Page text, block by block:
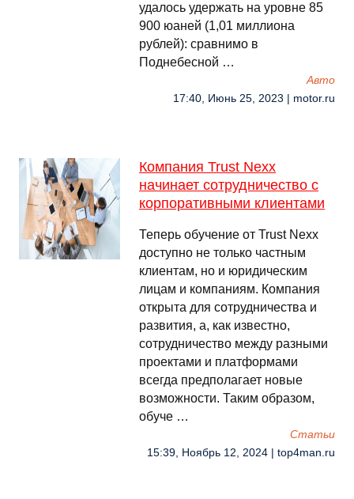
удалось удержать на уровне 85
900 юаней (1,01 миллиона
рублей): сравнимо в
Поднебесной …
Авто
17:40, Июнь 25, 2023 | motor.ru
Компания Trust Nexx
начинает сотрудничество с
корпоративными клиентами
Теперь обучение от Trust Nexx
доступно не только частным
клиентам, но и юридическим
лицам и компаниям. Компания
открыта для сотрудничества и
развития, а, как известно,
сотрудничество между разными
проектами и платформами
всегда предполагает новые
возможности. Таким образом,
обуче …
Cтатьи
15:39, Ноябрь 12, 2024 | top4man.ru